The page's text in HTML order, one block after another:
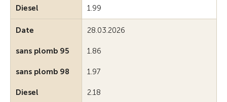
Diesel 1.99
Date 28.03.2026
sans plomb 95 1.86
sans plomb 98 1.97
Diesel 2.18